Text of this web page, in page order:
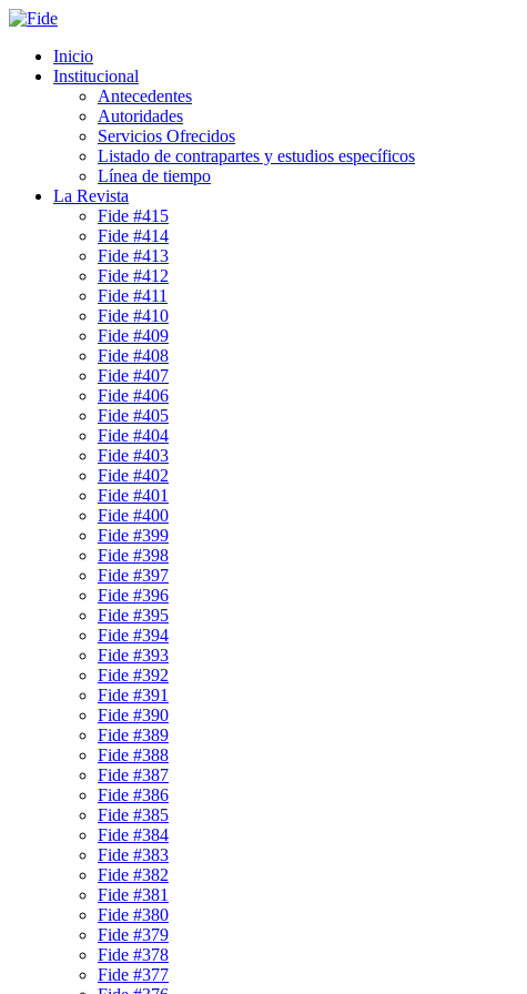
Inicio
Institucional
Antecedentes
Autoridades
Servicios Ofrecidos
Listado de contrapartes y estudios específicos
Línea de tiempo
La Revista
Fide #415
Fide #414
Fide #413
Fide #412
Fide #411
Fide #410
Fide #409
Fide #408
Fide #407
Fide #406
Fide #405
Fide #404
Fide #403
Fide #402
Fide #401
Fide #400
Fide #399
Fide #398
Fide #397
Fide #396
Fide #395
Fide #394
Fide #393
Fide #392
Fide #391
Fide #390
Fide #389
Fide #388
Fide #387
Fide #386
Fide #385
Fide #384
Fide #383
Fide #382
Fide #381
Fide #380
Fide #379
Fide #378
Fide #377